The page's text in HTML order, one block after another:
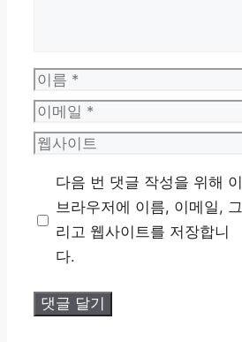
이
름
이
메
웹
트
다음 번 댓글 작성을 위해 이
브라우저에 이름, 이메일, 그
리고 웹사이트를 저장합니
다.